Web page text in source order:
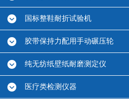
国标整鞋耐折试验机
胶带保持力配用手动碾压轮
纯无纺纸壁纸耐磨测定仪
医疗类检测仪器